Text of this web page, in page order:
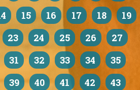
15 16 17 18
19
23 24 25 26
27
31 32 33 34
35
39 40 41 42
43